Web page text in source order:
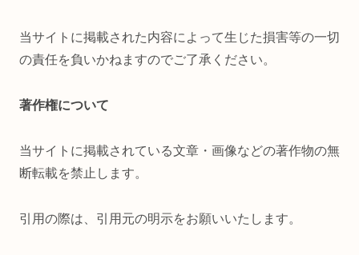
当サイトに掲載された内容によって生じた損害等の一切
の責任を負いかねますのでご了承ください。
著作権について
当サイトに掲載されている文章・画像などの著作物の無
断転載を禁止します。
引用の際は、引用元の明示をお願いいたします。